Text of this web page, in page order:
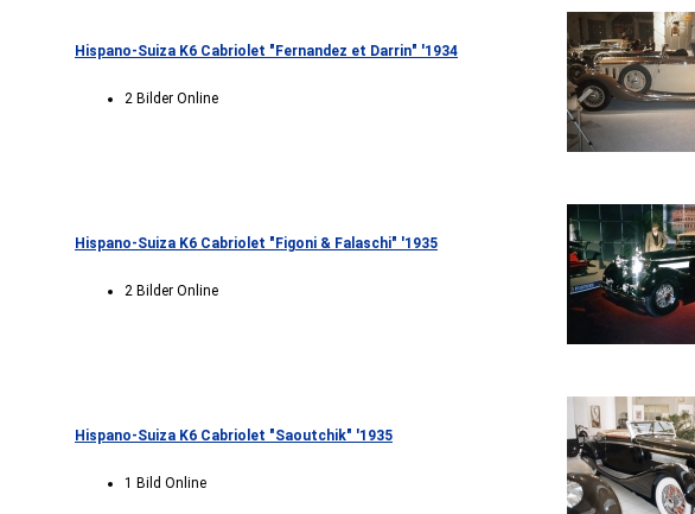
Hispano-Suiza K6 Cabriolet "Fernandez et Darrin" '1934
2 Bilder Online
Hispano-Suiza K6 Cabriolet "Figoni & Falaschi" '1935
2 Bilder Online
Hispano-Suiza K6 Cabriolet "Saoutchik" '1935
1 Bild Online